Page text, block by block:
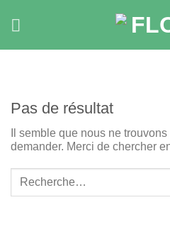
content
Pas de résultat
Il semble que nous ne
demander. Merci de chercher